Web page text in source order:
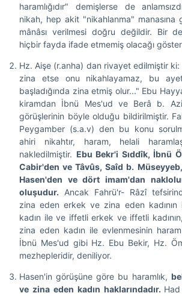
haramlığıdır" demişlerse de
nikah, hep akit "nikahlanma" manasına
mânâsı verilmesi doğru değildir. Bir
hiçbir fayda ifade etmemiş olacağı
Hz. Aişe (r.anha) dan rivayet edilmiştir
zina etse onu nikahlayamaz, bu
başladığında zina etmiş olur..." Ebu
kiramdan İbnü Mes'ud ve Berâ b.
görüşlerinin böyle olduğu bildirilmiştir.
Peygamber (s.a.v) den bu konu
ahiri nikahtır, haram, helali
nakledilmiştir. Ebu Bekr'i Sıddîk, İbnü
Cabir'den ve Tâvûs, Saîd b.
Hasen'den ve dört imam'dan
oluşudur. Ancak Fahrü'r- Râzî
zina eden erkek ve zina eden
kadın ile ve iffetli erkek ve iffetli
zina eden kadın ile evlenmesinin
İbnü Mes'ud gibi Hz. Ebu Bekir, Hz.
mezhepleridir, deniliyor.
Hasen'in görüşüne göre bu haramlık,
ve zina eden kadın haklarındadır.